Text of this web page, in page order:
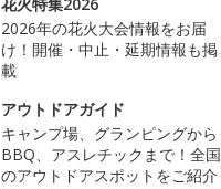
2026年の花火大会情報をお届
け！開催・中止・延期情報も掲
載
アウトドアガイド
キャンプ場、グランピングから
BBQ、アスレチックまで！全国
のアウトドアスポットをご紹介